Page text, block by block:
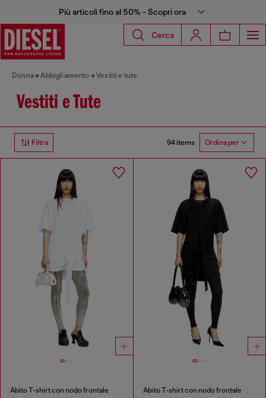
Più articoli fino al 50% - Scopri ora
Cerca
Donna Abbigliamento Vestiti e tute
Vestiti e Tute
Filtra 94 items Ordina per
Abito T-shirt con nodo frontale Abito T-shirt con nodo frontale